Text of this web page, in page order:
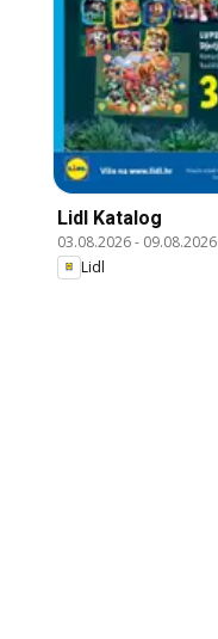
Lidl Katalog
03.08.2026- 09.08.2026
Lidl